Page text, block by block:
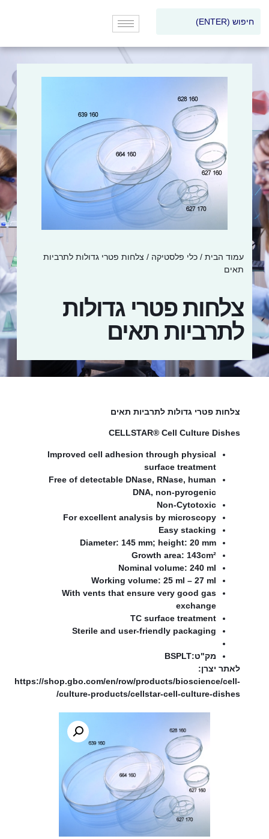
עמוד הבית / כלי פלסטיקה / צלחות פטרי גדולות לתרביות
תאים
צלחות פטרי גדולות
לתרביות תאים
צלחות פטרי גדולות לתרביות תאים
CELLSTAR® Cell Culture Dishes
Improved cell adhesion through physical
surface treatment
Free of detectable DNase, RNase, human
DNA, non-pyrogenic
Non-Cytotoxic
For excellent analysis by microscopy
Easy stacking
Diameter: 145 mm; height: 20 mm
Growth area: 143cm²
Nominal volume: 240 ml
Working volume: 25 ml – 27 ml
With vents that ensure very good gas
exchange
TC surface treatment
Sterile and user-friendly packaging
מק"ט:BSPLT
לאתר יצרן:
https://shop.gbo.com/en/row/products/bioscience/cell-
culture-products/cellstar-cell-culture-dishes/